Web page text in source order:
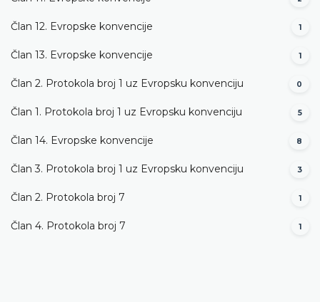
Član 12. Evropske konvencije 1
Član 13. Evropske konvencije 1
Član 2. Protokola broj 1 uz Evropsku konvenciju 0
Član 1. Protokola broj 1 uz Evropsku konvenciju 5
Član 14. Evropske konvencije 8
Član 3. Protokola broj 1 uz Evropsku konvenciju 3
Član 2. Protokola broj 7 1
Član 4. Protokola broj 7 1